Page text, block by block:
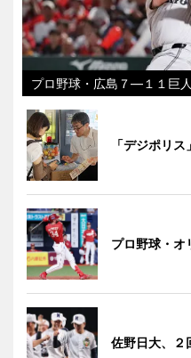
プロ野球・広島７―１１巨人
「デジポリ
プロ野球・
佐野日大、